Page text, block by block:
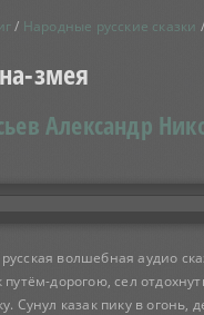
/ Народные русские сказки /
змея
Александр
волшебная аудио
путём-дорогою, сел
Сунул казак пику в